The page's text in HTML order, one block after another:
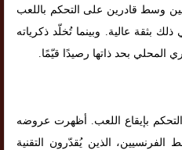
وسط قادرين على التحكم باللعب
بثقة عالية. وبينما تُخلّد ذكرياته
المحلي بحد ذاتها رصيدًا قيّمًا.
التحكم بإيقاع اللعب. أظهرت عروضه
الذين يُقدّرون التقنية